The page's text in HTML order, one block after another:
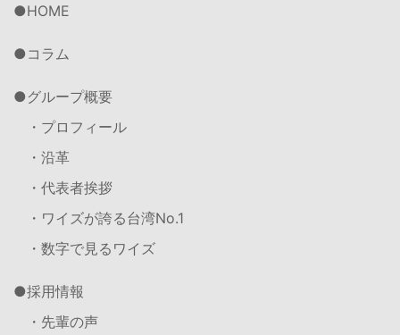
HOME
コラム
グループ概要
・プロフィール
・沿革
・代表者挨拶
・ワイズが誇る台湾No.1
・数字で見るワイズ
採用情報
・先輩の声